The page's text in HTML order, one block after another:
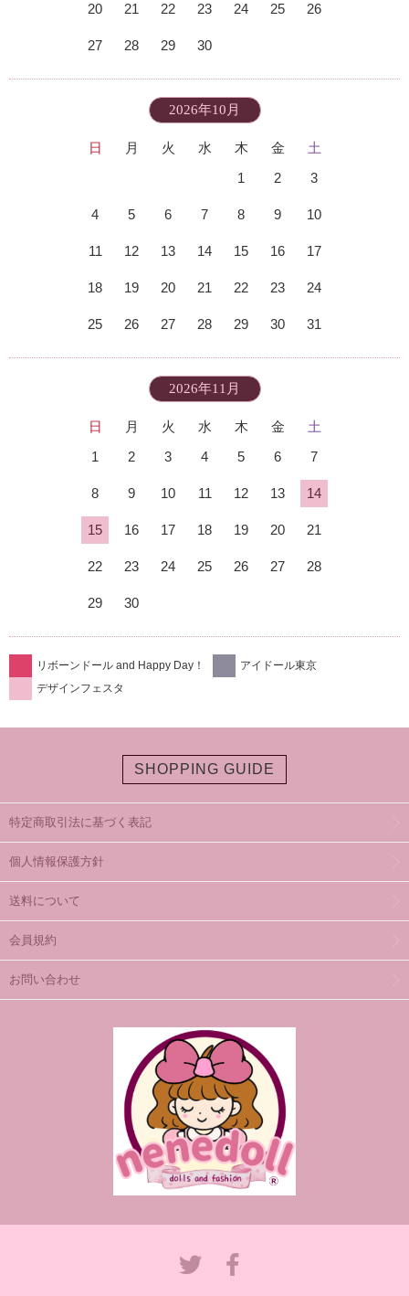
20 21 22 23 24 25 26
27 28 29 30
2026年10月
日 月 火 水 木 金
土
1
2 3
4 5 6 7 8 9 10
11 12 13 14 15 16 17
18 19 20 21 22 23 24
25 26 27 28 29 30 31
2026年11月
日 月 火 水 木 金
土
1
2 3 4 5 6 7
8 9 10 11 12 13 14
15 16 17 18 19 20 21
22 23 24 25 26 27 28
29 30
リボーンドール and Happy Day！
アイドール東京
デザインフェスタ
SHOPPING GUIDE
特定商取引法に基づく表記
個人情報保護方針
送料について
会員規約
お問い合わせ